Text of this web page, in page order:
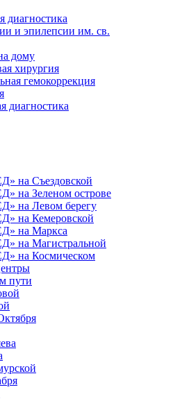
диагностика
и эпилепсии им. св.
дому
хирургия
гемокоррекция
диагностика
на Съездовской
на Зеленом острове
на Левом берегу
на Кемеровской
на Маркса
на Магистральной
на Космическом
пути